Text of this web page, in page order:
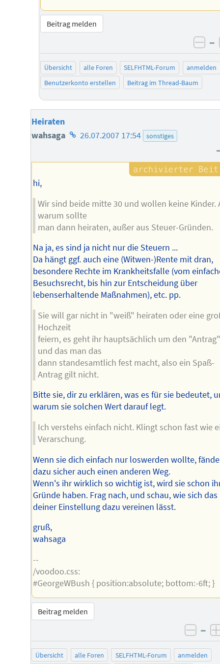
Beitrag melden
–
Übersicht alle Foren SELFHTML-Forum
anmelden
Benutzerkonto erstellen
Beitrag im Thread-Baum
Heiraten
wahsaga Homepage
Autors
26.07.2007 17:54 sonstiges
hi,
Wir sind beide mitte 30 und wollen keine Kinder.
warum sollte
man dann heiraten, außer aus Steuer-Gründen.
Na ja, es sind ja nicht nur die Steuern ...
Da hängt ggf. auch eine (Witwen-)Rente mit dran,
besondere Rechte im Krankheitsfalle (vom
Besuchsrecht, bis hin zur Entscheidung über
lebenserhaltende Maßnahmen), etc. pp.
Sie will gar nicht in "weiß" heiraten oder eine
Hochzeit
feiern, es geht ihr hauptsächlich um den "Antrag"
und das man das
dann standesamtlich fest macht, also ein Spaß-
Antrag gilt nicht.
Bitte sie, dir zu erklären, was es für sie bedeutet,
warum sie solchen Wert darauf legt.
Ich verstehs einfach nicht. Klingt schon fast wie
Verarschung.
Wenn sie dich einfach nur loswerden wollte,
dazu sicher auch einen anderen Weg.
Wenn's ihr wirklich so wichtig ist, wird sie schon
Gründe haben. Frag nach, und schau, wie sich
deiner Einstellung dazu vereinen lässt.
gruß,
wahsaga
--
/voodoo.css:
#GeorgeWBush { position:absolute; bottom:-6ft; }
Beitrag melden
–
Übersicht alle Foren SELFHTML-Forum
anmelden